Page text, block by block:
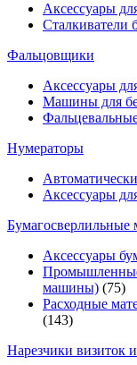
Аксессуары
Сталкиватели
Фальцовщики
Аксессуары
Машины для
Нумераторы
Аксессуары
Аксессуары
машины) (75)
Расходные
(143)
Нарезчики визиток